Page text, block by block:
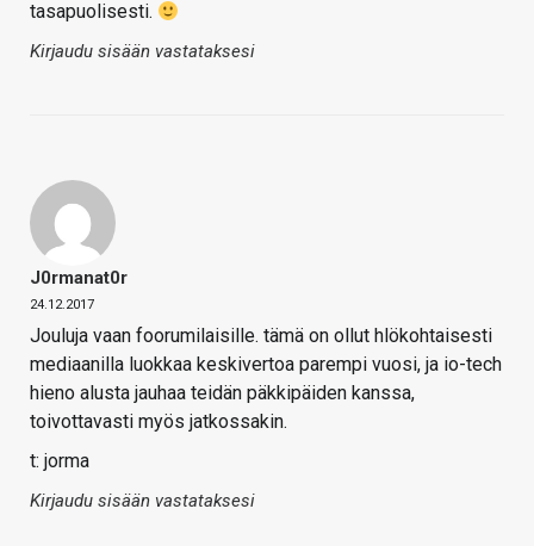
tasapuolisesti.
Kirjaudu sisään vastataksesi
J0rmanat0r
24.12.2017
Jouluja vaan foorumilaisille. tämä on ollut hlökohtaisesti
mediaanilla luokkaa keskivertoa parempi vuosi, ja io-tech
hieno alusta jauhaa teidän päkkipäiden kanssa,
toivottavasti myös jatkossakin.
t: jorma
Kirjaudu sisään vastataksesi